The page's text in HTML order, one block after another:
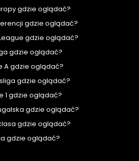
gdzie oglądać?
gdzie oglądać?
gdzie oglądać?
gdzie oglądać?
A gdzie oglądać?
gdzie oglądać?
1 gdzie oglądać?
gdzie oglądać?
gdzie oglądać?
gdzie oglądać?